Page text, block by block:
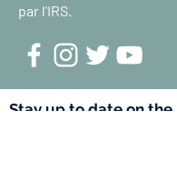
par l'IRS.
Stay up to date on